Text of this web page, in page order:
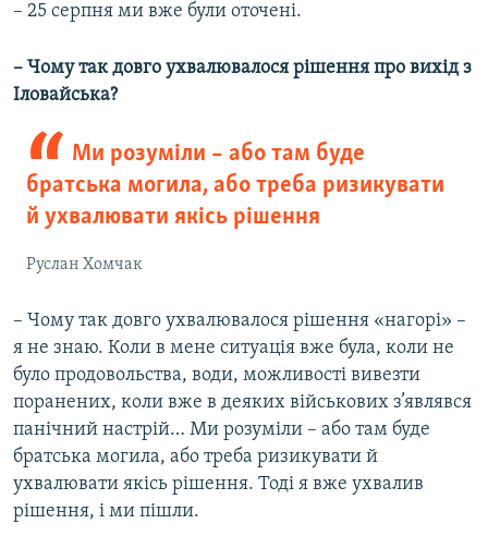
– 25 серпня ми вже були оточені.
– Чому так довго ухвалювалося рішення про вихід з
Іловайська?
Ми розуміли – або там буде
братська могила, або треба ризикувати
й ухвалювати якісь рішення
Руслан Хомчак
– Чому так довго ухвалювалося рішення «нагорі» –
я не знаю. Коли в мене ситуація вже була, коли не
було продовольства, води, можливості вивезти
поранених, коли вже в деяких військових з’являвся
панічний настрій… Ми розуміли – або там буде
братська могила, або треба ризикувати й
ухвалювати якісь рішення. Тоді я вже ухвалив
рішення, і ми пішли.